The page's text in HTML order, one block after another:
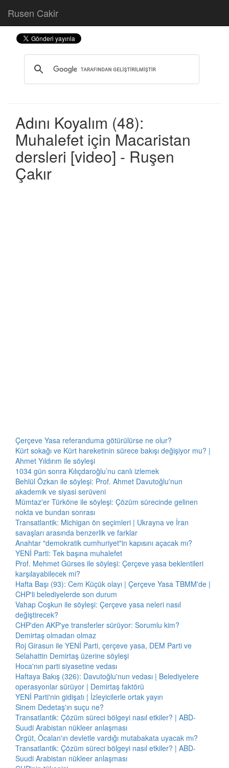
Rusen Cakir
Adını Koyalım (48):
Muhalefet için Macaristan
dersleri [video] - Ruşen
Çakır
Çerçeve Yasa referanduma götürülürse ne olur?
Kürt sokağı ve Kürt hareketinin sürece bakışı değişiyor mu? |
Ahmet Yıldırım ile söyleşi
1034 gün sonra Kılıçdaroğlu’nu canlı izlemek
Behlül Özkan ile söyleşi: Prof. Ahmet Davutoğlu'nun
akademik ve siyasi serüveni
Mümtaz'er Türköne ile söyleşi: Çözüm sürecinde gelinen
nokta ve bundan sonrası
Transatlantik: Michigan ön seçimleri | Ukrayna ve İran
savaşları arasında benzerlik ve farklar
Anahtar "demokratik cumhuriyet"in kapısını açacak mı?
YENİ Parti: Tek başına muhalefet
Prof. Mehmet Gürses ile söyleşi: Çerçeve yasa beklentileri
karşılayabilecek mi?
Hafta Başı (93): Cem Küçük olayı | Çerçeve Yasa TBMM'de |
CHP'li belediyelerde son durum
Vahap Coşkun ile söyleşi: Çerçeve yasa neleri nasıl
değiştirecek?
CHP'den AKP'ye transferler sürüyor: Sorumlu kim?
Demirtaş olmadan olmaz
Roj Girasun ile YENİ Parti, çerçeve yasa, DEM Parti ve
Selahattin Demirtaş üzerine söyleşi
Hoca'nın parti siyasetine vedası
Haftaya Bakış (326): Davutoğlu'nun vedası | Belediyelere
operasyonlar sürüyor | Demirtaş faktörü
YENİ Parti'nin gidişatı | İzleyicilerle ortak yayın
Sinem Dedetaş'ın suçu ne?
Transatlantik: Çözüm süreci bölgeyi nasıl etkiler? | ABD-
Suudi Arabistan nükleer anlaşması
Örgüt, Öcalan'ın devletle vardığı mutabakata uyacak mı?
Transatlantik: Çözüm süreci bölgeyi nasıl etkiler? | ABD-
Suudi Arabistan nükleer anlaşması